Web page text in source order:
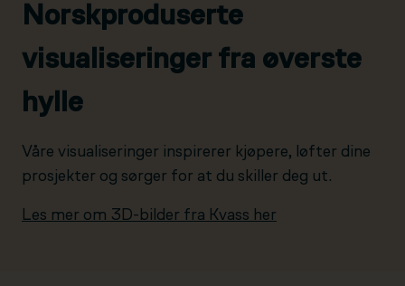
Norskproduserte
visualiseringer fra øverste
hylle
Våre visualiseringer inspirerer kjøpere, løfter dine
prosjekter og sørger for at du skiller deg ut.
Les mer om 3D-bilder fra Kvass her